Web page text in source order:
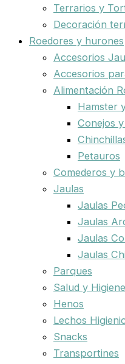
Terrarios y
Decoración
Roedores y hurones
Accesorios
Accesorios
Alimentación
Hamster
Conejos
Petauros
Comederos y
Jaulas
Jaulas
Jaulas
Jaulas
Jaulas
Parques
Salud y Higiene
Henos
Lechos
Snacks
Transportines